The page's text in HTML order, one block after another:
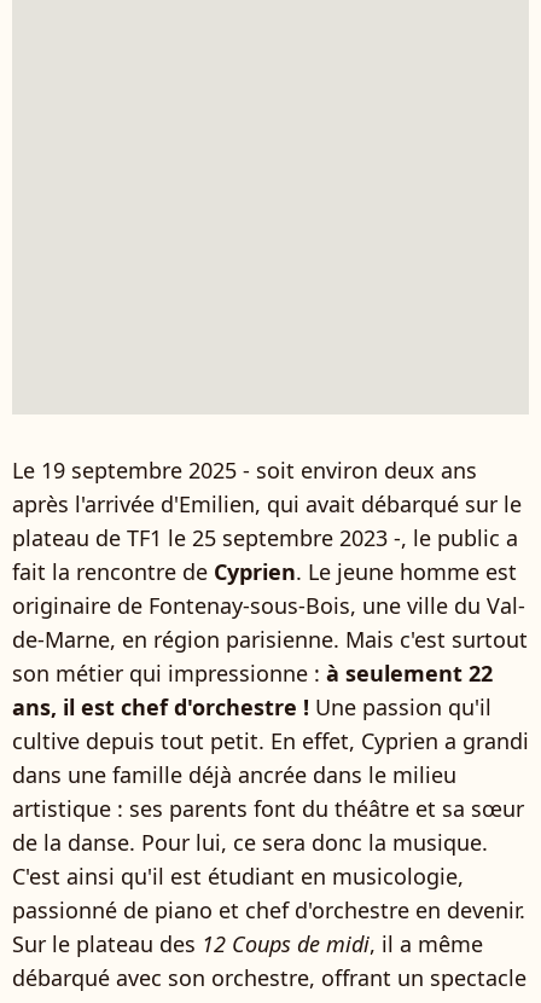
Le 19 septembre 2025 - soit environ deux ans
après l'arrivée d'Emilien, qui avait débarqué sur le
plateau de TF1 le 25 septembre 2023 -, le public a
fait la rencontre de Cyprien. Le jeune homme est
originaire de Fontenay-sous-Bois, une ville du Val-
de-Marne, en région parisienne. Mais c'est surtout
son métier qui impressionne : à seulement 22
ans, il est chef d'orchestre ! Une passion qu'il
cultive depuis tout petit. En effet, Cyprien a grandi
dans une famille déjà ancrée dans le milieu
artistique : ses parents font du théâtre et sa sœur
de la danse. Pour lui, ce sera donc la musique.
C'est ainsi qu'il est étudiant en musicologie,
passionné de piano et chef d'orchestre en devenir.
Sur le plateau des 12 Coups de midi, il a même
débarqué avec son orchestre, offrant un spectacle